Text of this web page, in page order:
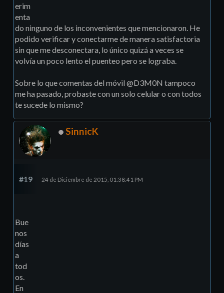
erim
enta
do ninguno de los inconvenientes que mencionaron. He
podido verificar y conectarme de manera satisfactoria
sin que me desconectara, lo único quizá a veces se
volvía un poco lento el puenteo pero se lograba.
Sobre lo que comentas del móvil @D3M0N tampoco
me ha pasado, probaste con un solo celular o con todos
te sucede lo mismo?
SinnicK
#19 24 de Diciembre de 2015, 01:38:41 PM
Bue
nos
días
a
tod
os.
En